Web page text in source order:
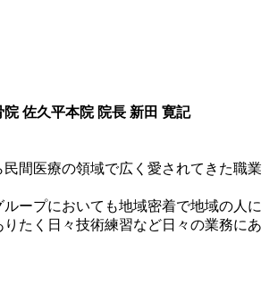
佐久平本院 院長 新田 寛記
間医療の領域で広く愛されてきた職業
ープにおいても地域密着で地域の人に
たく日々技術練習など日々の業務にあ